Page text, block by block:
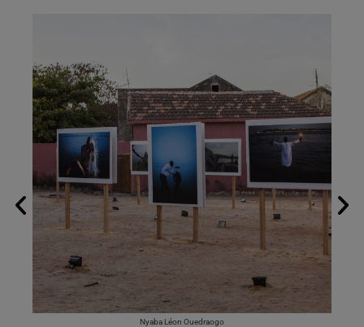
Nyaba Léon Ouedraogo